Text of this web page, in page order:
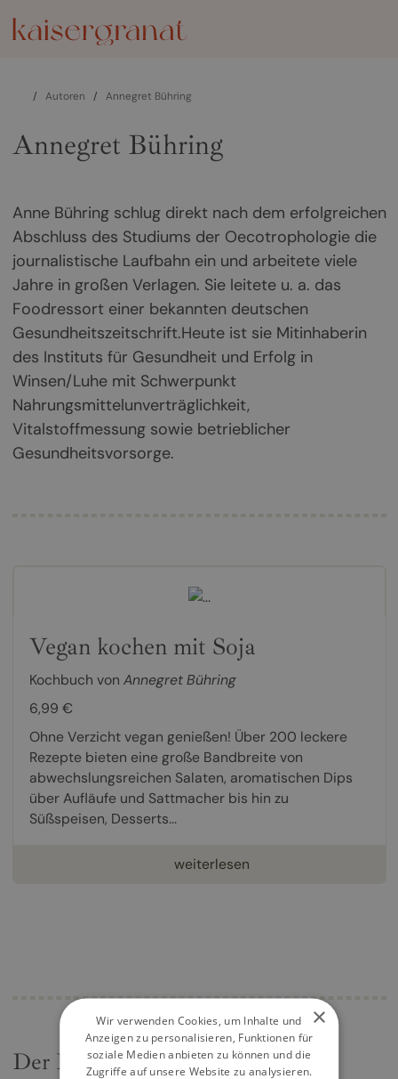
/ Autoren / Annegret Bühring
Annegret Bühring
Anne Bühring schlug direkt nach dem erfolgreichen
Abschluss des Studiums der Oecotrophologie die
journalistische Laufbahn ein und arbeitete viele
Jahre in großen Verlagen. Sie leitete u. a. das
Foodressort einer bekannten deutschen
Gesundheitszeitschrift.Heute ist sie Mitinhaberin
des Instituts für Gesundheit und Erfolg in
Winsen/Luhe mit Schwerpunkt
Nahrungsmittelunverträglichkeit,
Vitalstoffmessung sowie betrieblicher
Gesundheitsvorsorge.
Vegan kochen mit Soja
Kochbuch von Annegret Bühring
6,99 €
Ohne Verzicht vegan genießen! Über 200 leckere
Rezepte bieten eine große Bandbreite von
abwechslungsreichen Salaten, aromatischen Dips
über Aufläufe und Sattmacher bis hin zu
Süßspeisen, Desserts...
weiterlesen
Der Kochbuch-Newsletter
×
Wir verwenden Cookies, um Inhalte und
Anzeigen zu personalisieren, Funktionen für
soziale Medien anbieten zu können und die
Zugriffe auf unsere Website zu analysieren.